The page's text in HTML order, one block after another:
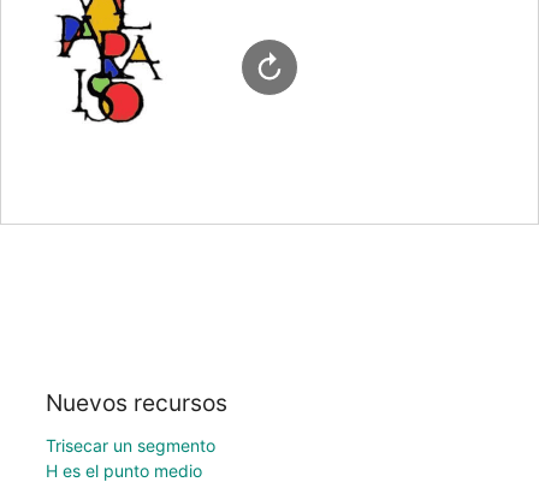
Nuevos recursos
Trisecar un segmento
H es el punto medio